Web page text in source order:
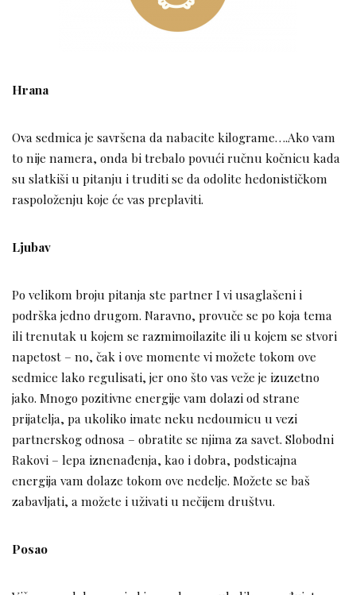
Hrana
Ova sedmica je savršena da nabacite kilograme….Ako vam
to nije namera, onda bi trebalo povući ručnu kočnicu kada
su slatkiši u pitanju i truditi se da odolite hedonističkom
raspoloženju koje će vas preplaviti.
Ljubav
Po velikom broju pitanja ste partner I vi usaglašeni i
podrška jedno drugom. Naravno, provuče se po koja tema
ili trenutak u kojem se razmimoilazite ili u kojem se stvori
napetost – no, čak i ove momente vi možete tokom ove
sedmice lako regulisati, jer ono što vas veže je izuzetno
jako. Mnogo pozitivne energije vam dolazi od strane
prijatelja, pa ukoliko imate neku nedoumicu u vezi
partnerskog odnosa – obratite se njima za savet. Slobodni
Rakovi – lepa iznenađenja, kao i dobra, podsticajna
energija vam dolaze tokom ove nedelje. Možete se baš
zabavljati, a možete i uživati u nečijem društvu.
Posao